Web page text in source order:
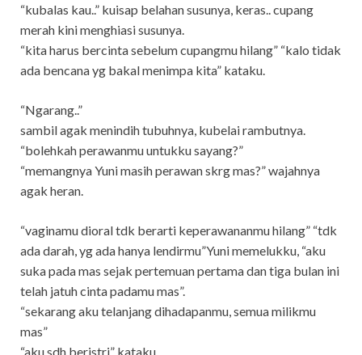
“kubalas kau..” kuisap belahan susunya, keras.. cupang
merah kini menghiasi susunya.
“kita harus bercinta sebelum cupangmu hilang” “kalo tidak
ada bencana yg bakal menimpa kita” kataku.
“Ngarang..”
sambil agak menindih tubuhnya, kubelai rambutnya.
“bolehkah perawanmu untukku sayang?”
“memangnya Yuni masih perawan skrg mas?” wajahnya
agak heran.
“vaginamu dioral tdk berarti keperawananmu hilang” “tdk
ada darah, yg ada hanya lendirmu”Yuni memelukku, “aku
suka pada mas sejak pertemuan pertama dan tiga bulan ini
telah jatuh cinta padamu mas”.
“sekarang aku telanjang dihadapanmu, semua milikmu
mas”
“aku sdh beristri” kataku